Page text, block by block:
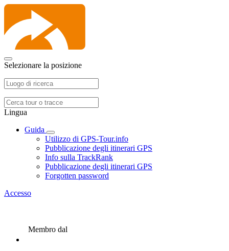
Selezionare la posizione
Lingua
Guida
Utilizzo di GPS-Tour.info
Pubblicazione degli itinerari GPS
Info sulla TrackRank
Pubblicazione degli itinerari GPS
Forgotten password
Accesso
Membro dal